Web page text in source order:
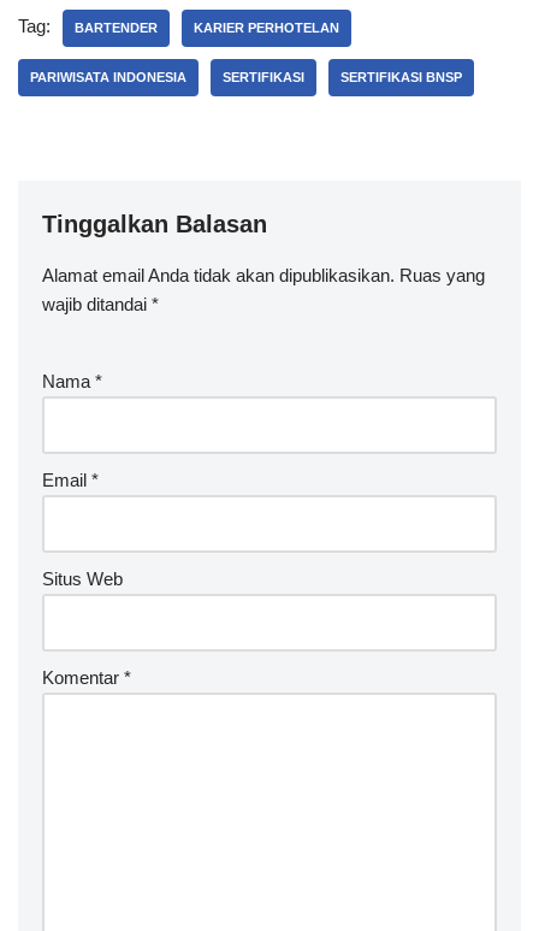
Tag: BARTENDER KARIER PERHOTELAN
PARIWISATA INDONESIA SERTIFIKASI SERTIFIKASI BNSP
Tinggalkan Balasan
Alamat email Anda tidak akan dipublikasikan. Ruas yang
wajib ditandai *
Nama *
Email *
Situs Web
Komentar *